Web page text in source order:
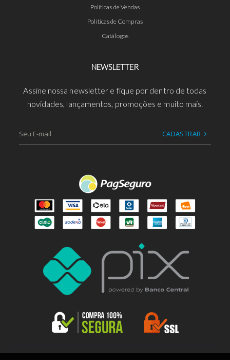
Políticas de Vendas
Políticas de Compras
Catálogos
NEWSLETTER
Assine nossa newsletter e fique por dentro de todas
novidades, lançamentos, promoções e muito mais.
CADASTRAR